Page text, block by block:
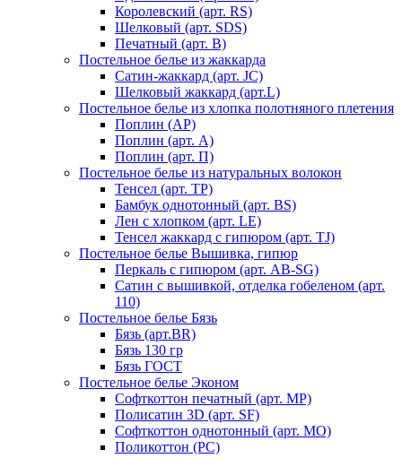
Королевский (арт. RS)
Шелковый (арт. SDS)
Печатный (арт. В)
Постельное белье из жаккарда
Сатин-жаккард (арт. JC)
Шелковый жаккард (арт.L)
Постельное белье из хлопка полотняного плетения
Поплин (AP)
Поплин (арт. А)
Поплин (арт. П)
Постельное белье из натуральных волокон
Тенсел (арт. ТР)
Бамбук однотонный (арт. BS)
Лен с хлопком (арт. LE)
Тенсел жаккард с гипюром (арт. TJ)
Постельное белье Вышивка, гипюр
Перкаль с гипюром (арт. AB-SG)
Сатин с вышивкой, отделка гобеленом (арт.
110)
Постельное белье Бязь
Бязь (арт.BR)
Бязь 130 гр
Бязь ГОСТ
Постельное белье Эконом
Софткоттон печатный (арт. MР)
Полисатин 3D (арт. SF)
Софткоттон однотонный (арт. MO)
Поликоттон (PC)